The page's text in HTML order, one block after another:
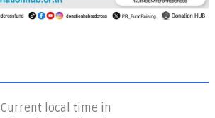
Current local time in